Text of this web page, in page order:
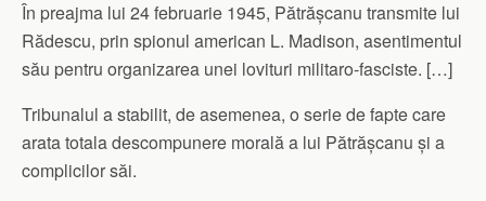
În preajma lui 24 februarie 1945, Pătrășcanu transmite lui
Rădescu, prin spionul american L. Madison, asentimentul
său pentru organizarea unei lovituri militaro-fasciste. […]
Tribunalul a stabilit, de asemenea, o serie de fapte care
arata totala descompunere morală a lui Pătrășcanu și a
complicilor săi.